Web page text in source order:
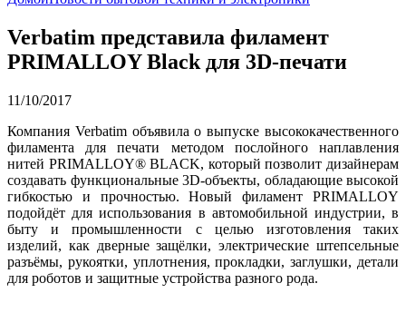
Verbatim представила филамент
PRIMALLOY Black для 3D-печати
11/10/2017
Компания Verbatim объявила о выпуске высококачественного
филамента для печати методом послойного наплавления
нитей PRIMALLOY® BLACK, который позволит дизайнерам
создавать функциональные 3D-объекты, обладающие высокой
гибкостью и прочностью. Новый филамент PRIMALLOY
подойдёт для использования в автомобильной индустрии, в
быту и промышленности с целью изготовления таких
изделий, как дверные защёлки, электрические штепсельные
разъёмы, рукоятки, уплотнения, прокладки, заглушки, детали
для роботов и защитные устройства разного рода.